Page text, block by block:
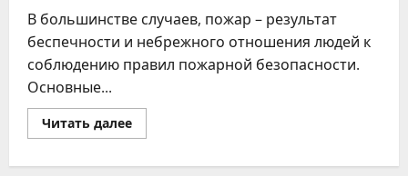
В большинстве случаев, пожар – результат
беспечности и небрежного отношения людей к
соблюдению правил пожарной безопасности.
Основные...
Читать далееПрочитать
больше